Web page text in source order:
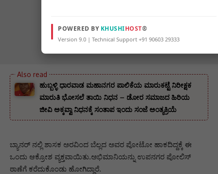
ಹುಬ್ಬಳ್ಳಿ ಧಾರವಾಡ ಮಹಾನಗರ ಪಾಲಿಕೆಯ ಮಾರುಕಟ್ಟೆ ನಿರೀಕ್ಷಕ
ಮಾರುತಿ ಭೋಸಲೆ ತಾಯಿ ನಿಧನ – ಡೋರ ಸಮಾಜದ ಹಿರಿಯ
ಜೀವಿ ಅಕ್ಕವ್ವಾ ನಿಧನಕ್ಕೆ ಸಂತಾಪ ಇಂದು ಸಂಜೆ ಅಂತ್ಯಕ್ರಿಯೆ
ಬ್ಯಾನರ್ ನಲ್ಲಿ ಶಾಸಕ ಅರವಿಂದ ಬೆಲ್ಲದ ಅವರ ಪೋಟೋ ಹಾಕದಿದ್ದಕ್ಕೆ ಈ
ಒಂದು ಆಕ್ರೋಶ ವ್ಯಕ್ತವಾಯಿತು.ಅಭಿಮಾನಿಯನ್ನು ಉಪನಗರ ಪೋಲಿಸ್
ಠಾಣೆಗೆ ಕರೆದುಕೊಂಡು ಹೋಗಿದ್ದಾರೆ.
POWERED BY KHUSHIHOST®
Version 9.0 | Technical Support +91 90603 29333